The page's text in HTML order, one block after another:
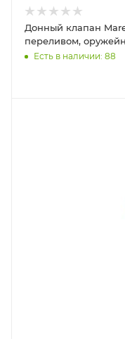
Донный клапан
переливом,
Есть в наличии: 88